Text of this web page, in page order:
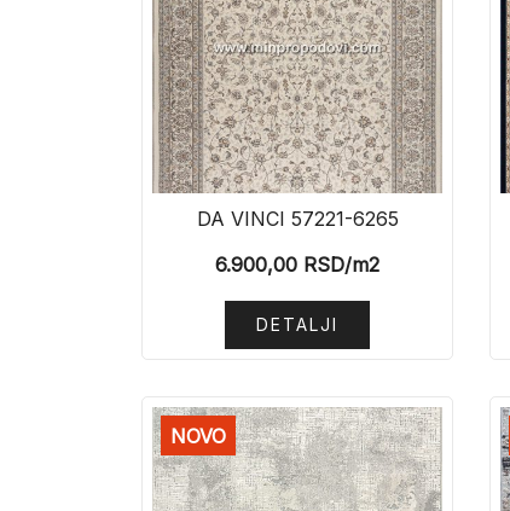
DA VINCI 57221-6265
6.900,00 RSD/m2
DETALJI
NOVO